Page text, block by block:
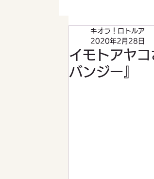
感想 文化
家庭菜園
イモトアヤ
バンジー』
キオラ！ロトルア
2020年2月28日